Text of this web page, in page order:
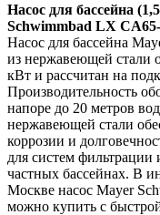
Насос для бассейна
Schwimmbad LX
Насос для бассейна
из нержавеющей стали
кВт и рассчитан на
Производительность
напоре до 20 метров
нержавеющей стали
коррозии и
для систем
частных бассейнах. В
Москве насос Mayer
можно купить с